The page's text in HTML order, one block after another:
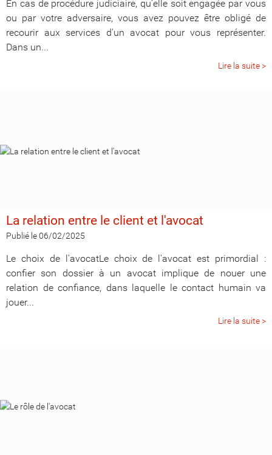
En cas de procédure judiciaire, qu'elle soit engagée par vous
ou par votre adversaire, vous avez pouvez être obligé de
recourir aux services d'un avocat pour vous représenter.
Dans un...
Lire la suite >
La relation entre le client et l'avocat
Publié le 06/02/2025
Le choix de l'avocatLe choix de l'avocat est primordial :
confier son dossier à un avocat implique de nouer une
relation de confiance, dans laquelle le contact humain va
jouer...
Lire la suite >